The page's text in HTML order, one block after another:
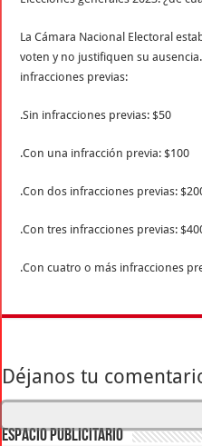
La Cámara Nacional Electoral
voten y no justifiquen su
infracciones previas:
.Sin infracciones previas: $50
.Con una infracción previa: $100
.Con dos infracciones previas:
.Con tres infracciones previas:
.Con cuatro o más infracciones
Déjanos tu
ESPACIO PUBLICITARIO